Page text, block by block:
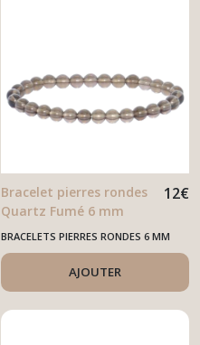
Bracelet pierres rondes
Quartz Fumé 6 mm
12€
BRACELETS PIERRES RONDES 6 MM
AJOUTER